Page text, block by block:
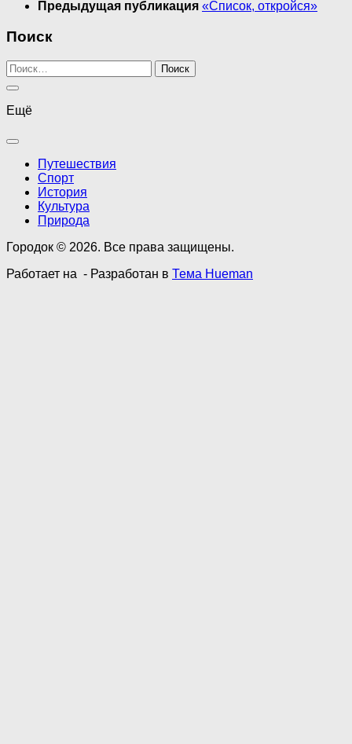
Предыдущая публикация «Список, откройся»
Поиск
Найти:
Ещё
Путешествия
Спорт
История
Культура
Природа
Городок © 2026. Все права защищены.
Работает на - Разработан в Тема Hueman